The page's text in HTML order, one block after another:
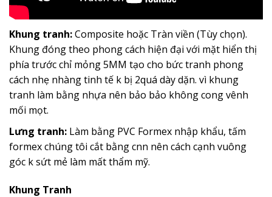
Khung tranh:Composite hoặc Tràn viền (Tùy chọn).
Khung đóng theo phong cách hiện đại với mặt hiển thị
phía trước chỉ mỏng 5MM tạo cho bức tranh phong
cách nhẹ nhàng tinh tế k bị 2quá dày dặn. vì khung
tranh làm bằng nhựa nên bảo bảo không cong vênh
mối mọt.
Lưng tranh: Làm bằng PVC Formex nhập khẩu, tấm
formex chúng tôi cắt bằng cnn nên cách cạnh vuông
góc k sứt mẻ làm mất thẩm mỹ.
Khung Tranh